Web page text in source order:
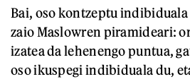
Bai, oso kontzeptu indibiduala
zaio Maslowren piramideari:
izatea da lehenengo puntua,
oso ikuspegi indibiduala du,